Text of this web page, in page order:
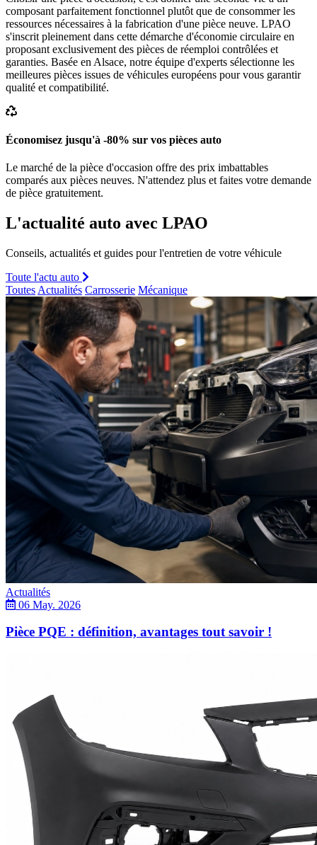
composant parfaitement fonctionnel plutôt que de consommer les
ressources nécessaires à la fabrication d'une pièce neuve. LPAO
s'inscrit pleinement dans cette démarche d'économie circulaire en
proposant exclusivement des pièces de réemploi contrôlées et
garanties. Basée en Alsace, notre équipe d'experts sélectionne les
meilleures pièces issues de véhicules européens pour vous garantir
qualité et compatibilité.
Économisez jusqu'à -80% sur vos pièces auto
Le marché de la pièce d'occasion offre des prix imbattables
comparés aux pièces neuves. N'attendez plus et faites votre demande
de pièce gratuitement.
L'actualité auto avec LPAO
Conseils, actualités et guides pour l'entretien de votre véhicule
Toute l'actu auto
Toutes Actualités Carrosserie Mécanique
Actualités
06 May. 2026
Pièce PQE : définition, avantages tout savoir !